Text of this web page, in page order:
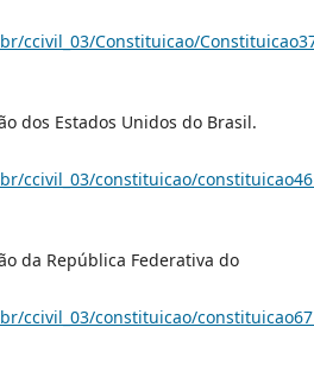
ccivil_03/Constituicao/
dos Estados Unidos do Brasil.
ccivil_03/constituicao/
da República Federativa do
ccivil_03/constituicao/